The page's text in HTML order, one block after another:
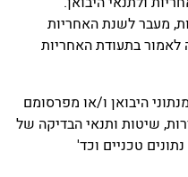
מעבר לשנת האחריות
לאמור בתעודת האחריות
היבואן ו/או מפרסומם
שיטות ותנאי הבדיקה של
טכניים וכד'